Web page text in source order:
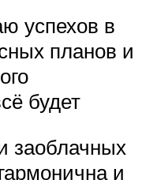
успехов в
планов и
будет
заоблачных
и